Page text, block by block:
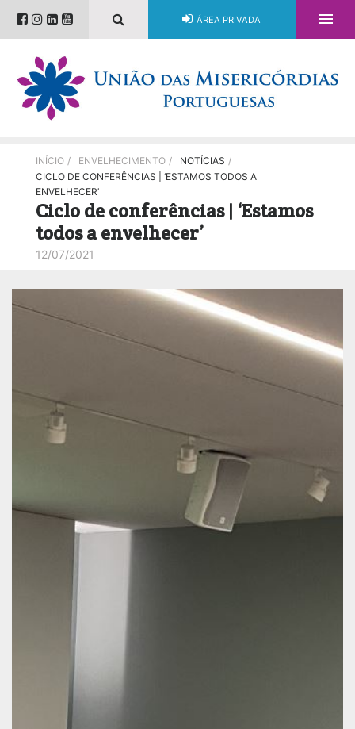
ÁREA PRIVADA 
INÍCIO / ENVELHECIMENTO / NOTÍCIAS /
CICLO DE CONFERÊNCIAS | ‘ESTAMOS TODOS A
ENVELHECER’
Ciclo de conferências | ‘Estamos
todos a envelhecer’
12/07/2021